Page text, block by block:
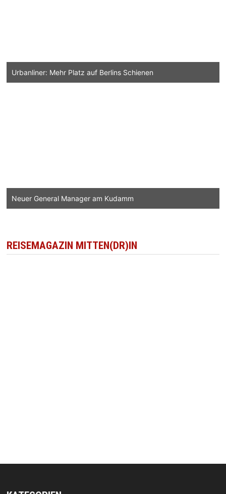
Urbanliner: Mehr Platz auf Berlins Schienen
Neuer General Manager am Kudamm
REISEMAGAZIN MITTEN(DR)IN